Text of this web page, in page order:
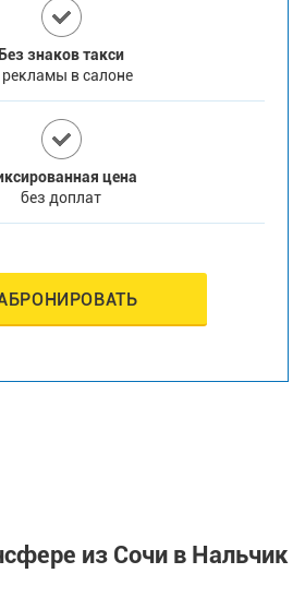
Без знаков такси
рекламы в салоне
цена
без доплат
из Сочи в Нальчик